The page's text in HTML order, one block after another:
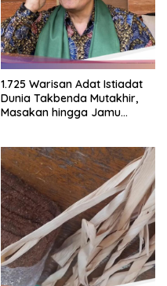
1.725 Warisan Adat Istiadat
Dunia Takbenda Mutakhir,
Masakan hingga Jamu